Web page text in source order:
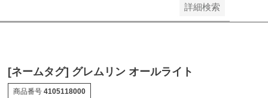
詳細検索
[ネームタグ] グレムリン オールライト
商品番号 4105118000